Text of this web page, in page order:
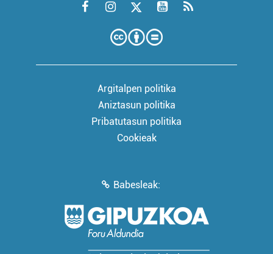
Argitalpen politika
Aniztasun politika
Pribatutasun politika
Cookieak
Babesleak: